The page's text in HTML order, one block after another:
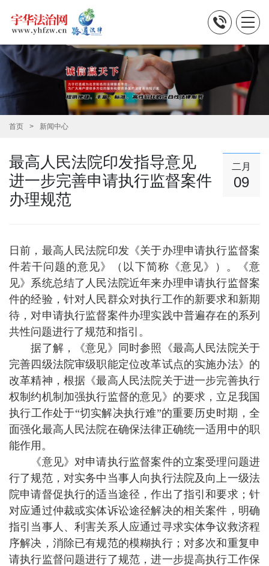
首页 新闻中心
最高人民法院印发指导意见
进一步完善申请执行监督案件
办理规范
二月
09
日前，最高人民法院印发《关于办理申请执行监督案
件若干问题的意见》（以下简称《意见》）。《意
见》系统总结了人民法院近年来办理申请执行监督案
件的经验，针对人民群众对执行工作的新要求和新期
待，对申请执行监督案件办理实践中普遍存在的系列
共性问题进行了规范和指引。
据了解，《意见》同时参照《最高人民法院关于
完善四级法院审级职能定位改革试点的实施办法》的
改革精神，根据《最高人民法院关于进一步完善执行
权制约机制加强执行监督的意见》的要求，立足我国
执行工作处于“切实解决执行难”的重要历史时期，全
面强化最高人民法院在确保法律正确统一适用中的职
能作用。
《意见》对申请执行监督案件的立案受理问题进
行了规范，对实务中当事人向执行法院及向上一级法
院申请督促执行的适当途径，作出了指引和要求；针
对应通过仲裁或实体诉讼途径解决的相关案件，明确
指引当事人、利害关系人应通过寻求实体争议救济程
序解决，消除已有规范的模糊执行；对多次和重复申
请执行监督问题进行了规范，进一步提高执行工作保